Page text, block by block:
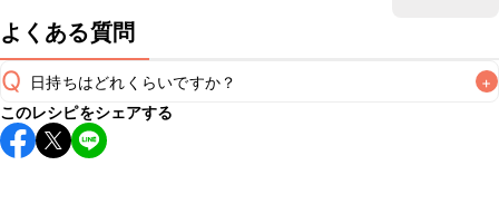
よくある質問
Q 日持ちはどれくらいですか？ +
保存期間は冷蔵で翌日中が目安です。なるべくお早めにお召
し上がりください。
このレシピをシェアする